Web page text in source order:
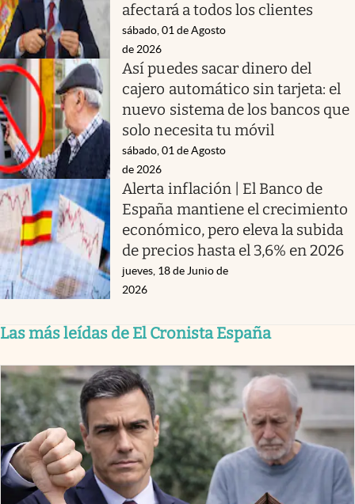
afectará a todos los clientes
sábado, 01 de Agosto
de 2026
Así puedes sacar dinero del
cajero automático sin tarjeta: el
nuevo sistema de los bancos que
solo necesita tu móvil
sábado, 01 de Agosto
de 2026
Alerta inflación | El Banco de
España mantiene el crecimiento
económico, pero eleva la subida
de precios hasta el 3,6% en 2026
jueves, 18 de Junio de
2026
Las más leídas de El Cronista España